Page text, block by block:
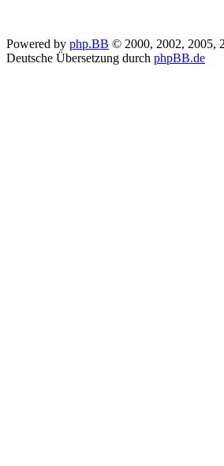
Powered by php.BB © 2000, 2002, 2005,
Deutsche Übersetzung durch phpBB.de